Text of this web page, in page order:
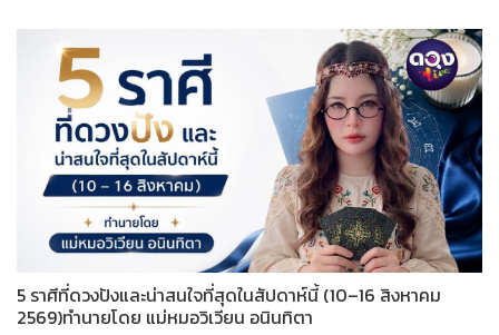
5 ราศีที่ดวงปังและน่าสนใจที่สุดในสัปดาห์นี้ (10–16 สิงหาคม
2569)ทำนายโดย แม่หมอวิเวียน อนินทิตา